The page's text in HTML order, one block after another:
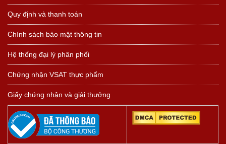
Quy định và thanh toán
Chính sách bảo mật thông tin
Hệ thống đại lý phân phối
Chứng nhận VSAT thực phẩm
Giấy chứng nhận và giải thưởng